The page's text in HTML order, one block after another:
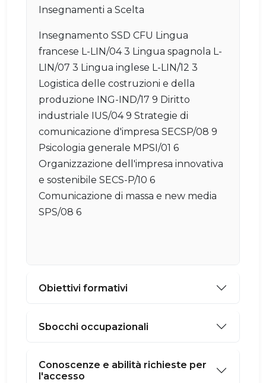
Insegnamenti a Scelta
Insegnamento SSD CFU Lingua
francese L-LIN/04 3 Lingua spagnola L-
LIN/07 3 Lingua inglese L-LIN/12 3
Logistica delle costruzioni e della
produzione ING-IND/17 9 Diritto
industriale IUS/04 9 Strategie di
comunicazione d'impresa SECSP/08 9
Psicologia generale MPSI/01 6
Organizzazione dell'impresa innovativa
e sostenibile SECS-P/10 6
Comunicazione di massa e new media
SPS/08 6
Obiettivi formativi
Sbocchi occupazionali
Conoscenze e abilità richieste per
l'accesso